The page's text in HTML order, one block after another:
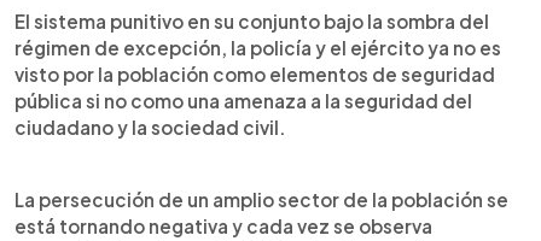
El sistema punitivo en su conjunto bajo la sombra del
régimen de excepción, la policía y el ejército ya no es
visto por la población como elementos de seguridad
pública si no como una amenaza a la seguridad del
ciudadano y la sociedad civil.
La persecución de un amplio sector de la población se
está tornando negativa y cada vez se observa